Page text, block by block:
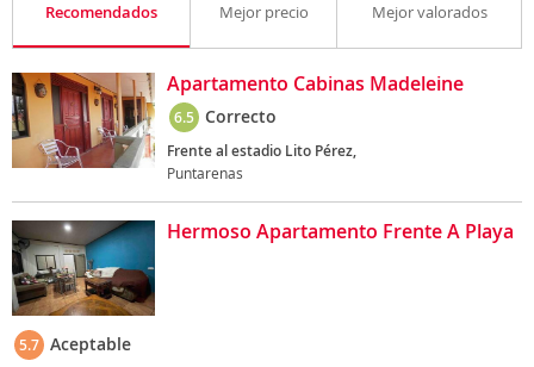
Recomendados Mejor precio Mejor valorados
Apartamento Cabinas Madeleine
6.5 Correcto
Frente al estadio Lito Pérez,
Puntarenas
Hermoso Apartamento Frente A Playa
5.7 Aceptable